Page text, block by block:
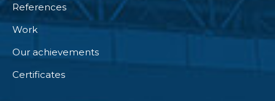
References
Work
Our achievements
Certificates